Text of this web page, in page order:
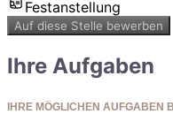
Festanstellung
Auf diese Stelle bewerben
Ihre Aufgaben
IHRE MÖGLICHEN AUFGABEN